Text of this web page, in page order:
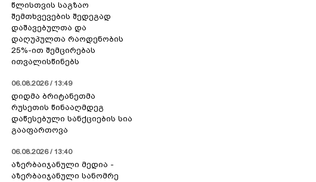
წლისთვის საგზაო
შემთხვევების შედეგად
დაშავებულთა და
დაღუპულთა რაოდენობის
25%-ით შემცირებას
ითვალისწინებს
06.08.2026 / 13:49
დიდმა ბრიტანეთმა
რუსეთის წინააღმდეგ
დაწესებული სანქციების სია
გააფართოვა
06.08.2026 / 13:40
აზერბაიჯანული მედია -
აზერბაიჯანული სანომრე